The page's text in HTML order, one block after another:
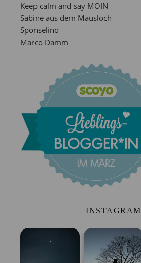
Keep calm and say MOIN
Sabine aus dem Mausloch
Sponselino
Marco Damm
INSTAGRAM